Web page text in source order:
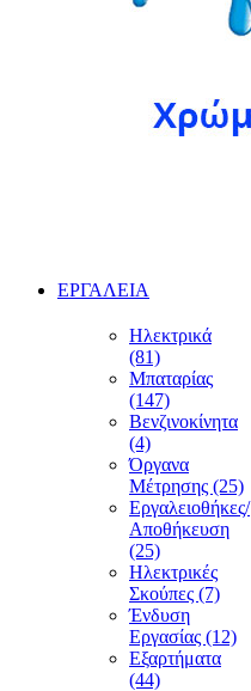
ΕΡΓΑΛΕΙΑ
Ηλεκτρικά
(81)
Μπαταρίας
(147)
Βενζινοκίνητα
(4)
Όργανα
Μέτρησης (25)
Εργαλειοθήκες/
Αποθήκευση
(25)
Ηλεκτρικές
Σκούπες (7)
Ένδυση
Εργασίας (12)
Εξαρτήματα
(44)